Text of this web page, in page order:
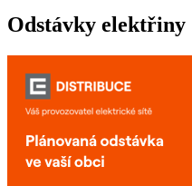
Odstávky elektřiny